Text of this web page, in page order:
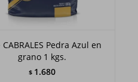
CABRALES Pedra Azul en
grano 1 kgs.
$ 1.680